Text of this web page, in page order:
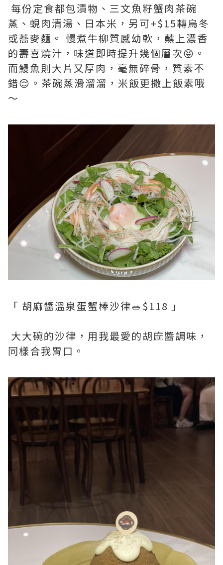
每份定食都包漬物、三文魚籽蟹肉茶碗
蒸、蜆肉清湯、日本米，另可+$15轉烏冬
或蕎麥麵。 慢煮牛柳質感幼軟，蘸上濃香
的壽喜燒汁，味道即時提升幾個層次😝。
而鰻魚則大片又厚肉，毫無碎骨，質素不
錯😌。茶碗蒸滑溜溜，米飯更撒上飯素哦
～
「 胡麻醬溫泉蛋蟹棒沙律🥗$118 」
大大碗的沙律，用我最愛的胡麻醬調味，
同樣合我胃口。